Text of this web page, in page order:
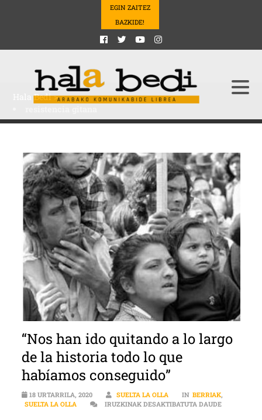
EGIN ZAITEZ
BAZKIDE!
Hala Bedi>
“Nos han ido quitando a lo largo
de la historia todo lo que
habíamos conseguido”
18 URTARRILA, 2020 SUELTA LA OLLA IN BERRIAK,
SUELTA LA OLLA
IRUZKINAK DESAKTIBATUTA DAUDE“NOS HAN